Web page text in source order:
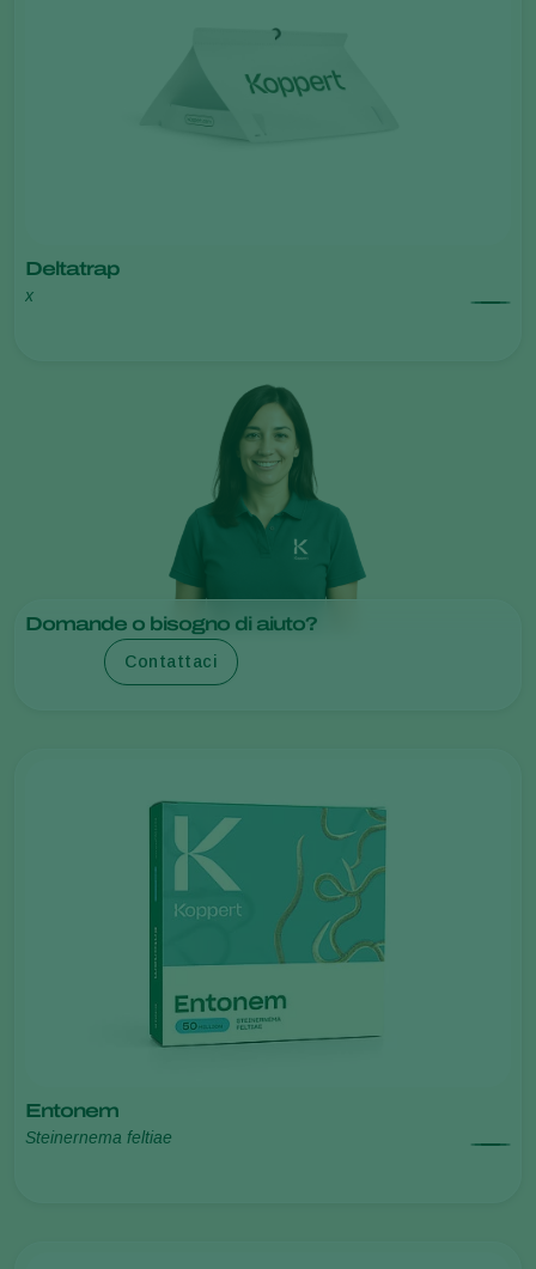
Deltatrap
x
Entonem
Steinernema feltiae
Domande o bisogno di aiuto?
Contattaci